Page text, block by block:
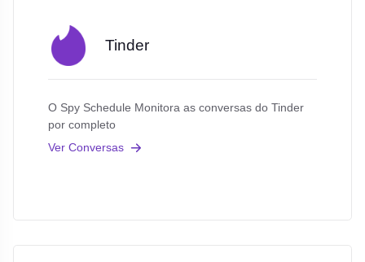
Tinder
O Spy Schedule Monitora as conversas do Tinder
por completo
Ver Conversas